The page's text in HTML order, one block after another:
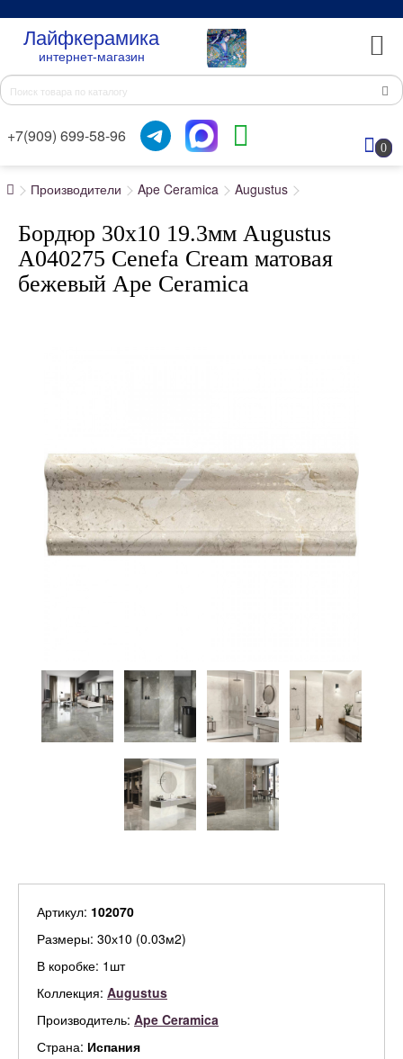
Лайфкерамика
интернет-магазин
+7(909) 699-58-96
0
Производители Ape Ceramica Augustus
Бордюр 30x10 19.3мм Augustus
A040275 Cenefa Cream матовая
бежевый Ape Ceramica
Артикул: 102070
Размеры: 30х10 (0.03м2)
В коробке: 1шт
Коллекция: Augustus
Производитель: Ape Ceramica
Страна: Испания